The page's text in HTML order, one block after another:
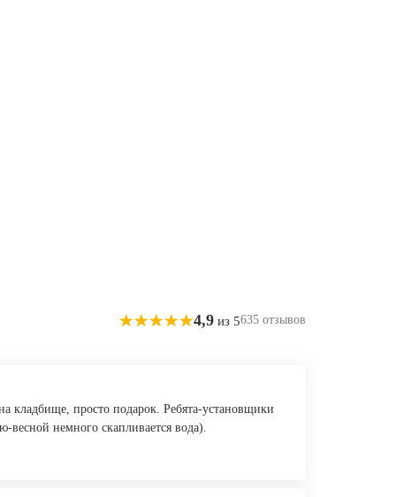
4,9 из 5635 отзывов
кладбище, просто подарок. Ребята-установщики
весной немного скапливается вода).